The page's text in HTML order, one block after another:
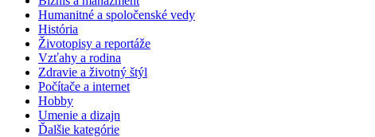
Humanitné a spoločenské vedy
História
Životopisy a reportáže
Vzťahy a rodina
Zdravie a životný štýl
Počítače a internet
Hobby
Umenie a dizajn
Ďalšie kategórie